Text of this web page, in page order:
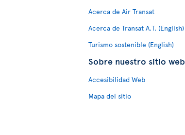
Acerca de Air Transat
Acerca de Transat A.T. (English)
Turismo sostenible (English)
Sobre nuestro sitio web
Accesibilidad Web
Mapa del sitio